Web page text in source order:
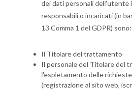
dei dati personali dell'utente
responsabili o incaricati (in
13 Comma 1 del GDPR) sono:
Il Titolare del trattamento
Il personale del Titolare del
l'espletamento delle
(registrazione al sito web,